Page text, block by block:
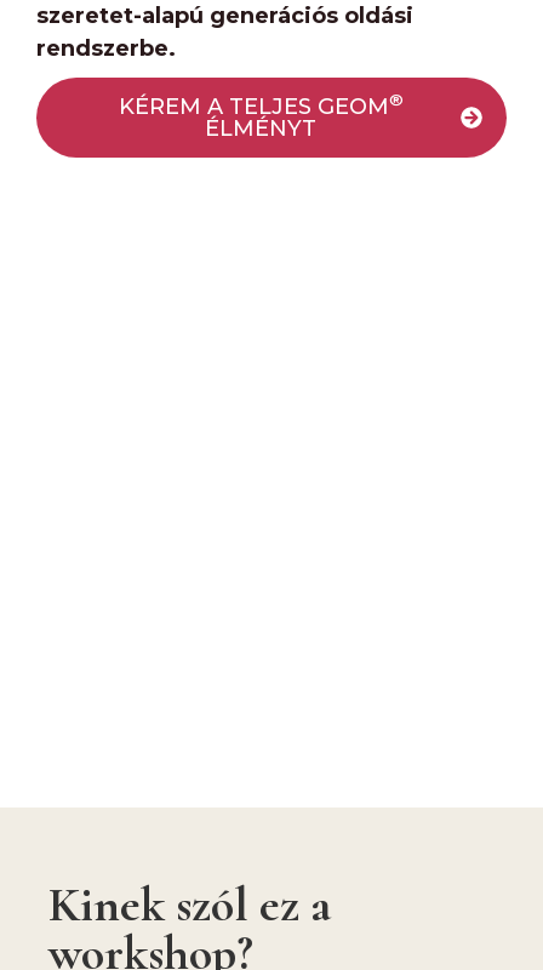
szeretet-alapú generációs oldási
rendszerbe.
KÉREM A TELJES GEOM®
ÉLMÉNYT
Kinek szól ez a
workshop?